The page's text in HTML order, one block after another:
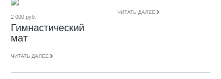
ЧИТАТЬ ДАЛЕЕ
2 000 руб.
Гимнастический
мат
ЧИТАТЬ ДАЛЕЕ